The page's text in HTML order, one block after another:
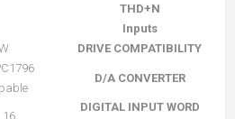
THD+N
Inputs
DRIVE COMPATIBILITY
D/A CONVERTER
DIGITAL INPUT WORD
16, 18, 20 or 24 bits